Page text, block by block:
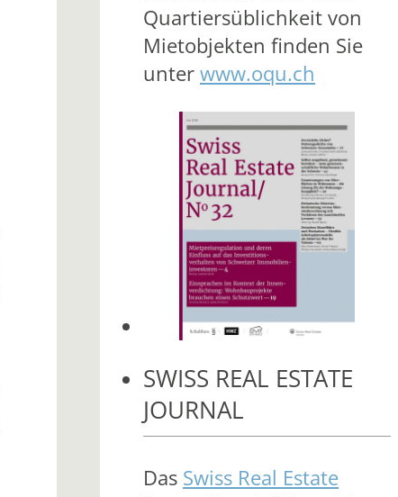
Quartiersüblichkeit von
Mietobjekten finden Sie
unterwww.oqu.ch
SWISS REAL ESTATE
JOURNAL
Das Swiss Real Estate